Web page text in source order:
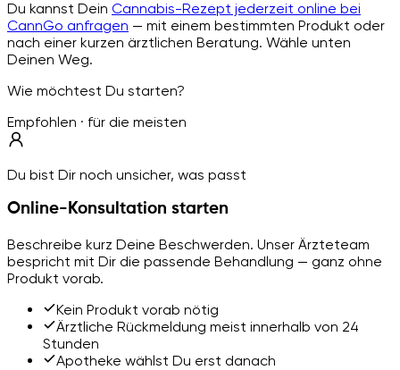
Du kannst Dein Cannabis-Rezept jederzeit online bei
CannGo anfragen — mit einem bestimmten Produkt oder
nach einer kurzen ärztlichen Beratung. Wähle unten
Deinen Weg.
Wie möchtest Du starten?
Empfohlen · für die meisten
Du bist Dir noch unsicher, was passt
Online-Konsultation starten
Beschreibe kurz Deine Beschwerden. Unser Ärzteteam
bespricht mit Dir die passende Behandlung — ganz ohne
Produkt vorab.
Kein Produkt vorab nötig
Ärztliche Rückmeldung meist innerhalb von 24
Stunden
Apotheke wählst Du erst danach